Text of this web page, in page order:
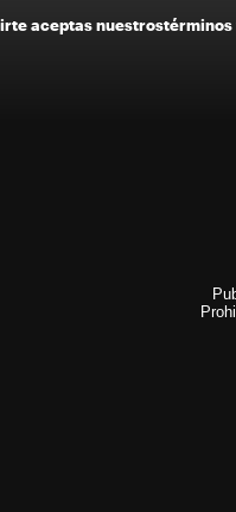
aceptas nuestrostérminos